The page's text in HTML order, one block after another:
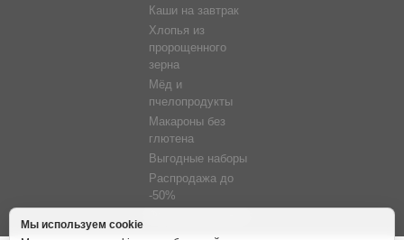
Каши на завтрак
Хлопья из
пророщенного
зерна
Мёд и
пчелопродукты
Макароны без
глютена
Выгодные наборы
Распродажа до
-50%
Мы используем cookie